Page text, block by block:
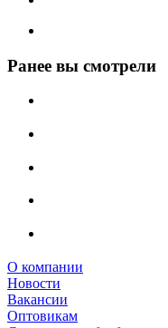
Ранее вы смотрели
О компании
Новости
Вакансии
Оптовикам